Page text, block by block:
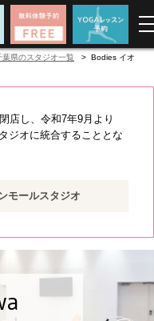
葉県のスタジオ一覧 > Bodies イオ
店し、令和7年9月より
ジオに統合することとな
モールスタジオ